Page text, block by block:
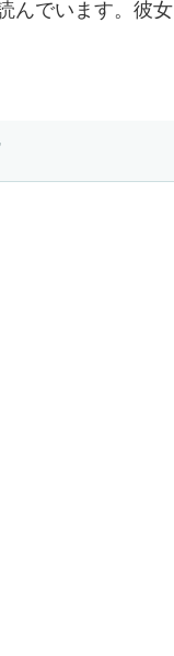
んでいます。彼女